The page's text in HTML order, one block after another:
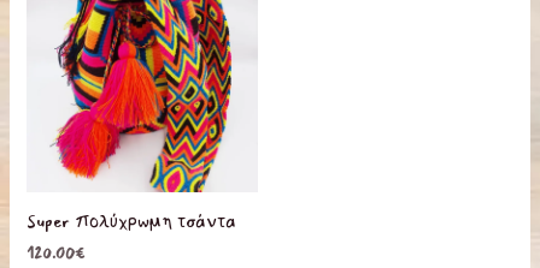
Super πολύχρωμη τσάντα
120.00€